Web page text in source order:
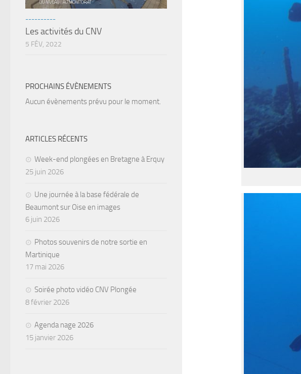
----------
Les activités du CNV
5 FÉV, 2022
PROCHAINS ÉVÈNEMENTS
Aucun évènements prévu pour le moment.
ARTICLES RÉCENTS
Week-end plongées en Bretagne à Erquy
25 juin 2026
Une journée à la base fédérale de
Beaumont sur Oise en images
6 juin 2026
Photos souvenirs de notre sortie en
Martinique
17 mai 2026
Soirée photo vidéo CNV Plongée
8 février 2026
Agenda nage 2026
15 janvier 2026